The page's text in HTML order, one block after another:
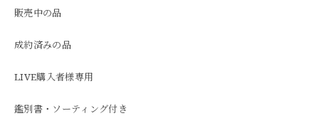
販売中の品
成約済みの品
LIVE購入者様専用
鑑別書・ソーティング付き